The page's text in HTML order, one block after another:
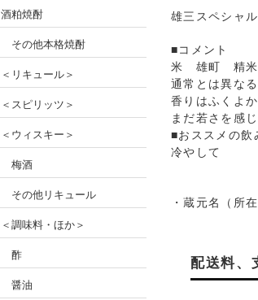
雄三スペシャ
■コメント
米 雄町 精
通常とは異な
香りはふくよ
まだ若さを感
■おススメの飲
冷やして
・蔵元名（所
配送料、
酒粕焼酎
その他本格焼酎
＜リキュール＞
＜スピリッツ＞
＜ウィスキー＞
梅酒
その他リキュール
＜調味料・ほか＞
酢
醤油